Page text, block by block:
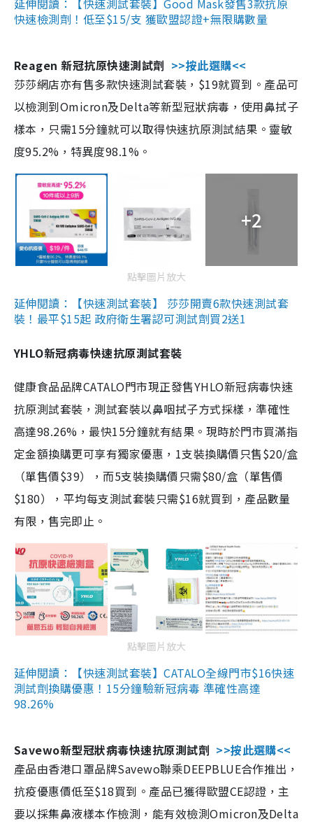
延伸閱讀：【快速測試套裝】Good Mask發售3款抗原
快速檢測劑！低至$15/支 獲歐盟認證+無限購數量
Reagen 新冠抗原快速測試劑 >>按此選購<<
莎莎網店亦有售多款快速測試套裝，$19就買到。產品可
以檢測到Omicron及Delta等新型冠狀病毒，使用鼻拭子
樣本，只需15分鐘就可以取得快速抗原測試結果。靈敏
度95.2%，特異度98.1%。
+2
點擊圖片放大
延伸閱讀：【快速測試套裝】 莎莎開賣6款快速測試套
裝！最平$15起 政府衛生署認可測試劑買2送1
YHLO新冠病毒快速抗原測試套裝
健康食品品牌CATALO門市現正發售YHLO新冠病毒快速
抗原測試套裝，測試套裝以鼻咽拭子方式採樣，準確性
高達98.26%，最快15分鐘就有結果。現時於門市買滿指
定金額換購更可享有獨家優惠，1支裝換購價只售$20/盒
（單售價$39），而5支裝換購價只需$80/盒（單售價
$180），平均每支測試套裝只需$16就買到，產品數量
有限，售完即止。
點擊圖片放大
延伸閱讀：【快速測試套裝】CATALO全線門市$16快速
測試劑換購優惠！15分鐘驗新冠病毒 準確性高達
98.26%
Savewo新型冠狀病毒快速抗原測試劑 >>按此選購<<
產品由香港口罩品牌Savewo聯乘DEEPBLUE合作推出，
抗疫優惠價低至$18買到。產品已獲得歐盟CE認證，主
要以採集鼻液樣本作檢測，能有效檢測Omicron及Delta